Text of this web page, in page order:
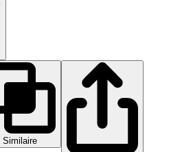
Similaire